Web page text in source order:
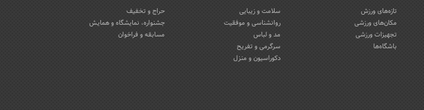
تازه‌های ورزش
مکان‌های ورزشی
تجهیزات ورزشی
باشگاه‌ها
سلامت و زیبایی
روانشناسی و موفقیت
مد و لباس
سرگرمی و تفریح
دکوراسیون و منزل
حراج و تخفیف
جشنواره، نمایشگاه و همایش
مسابقه و فراخوان